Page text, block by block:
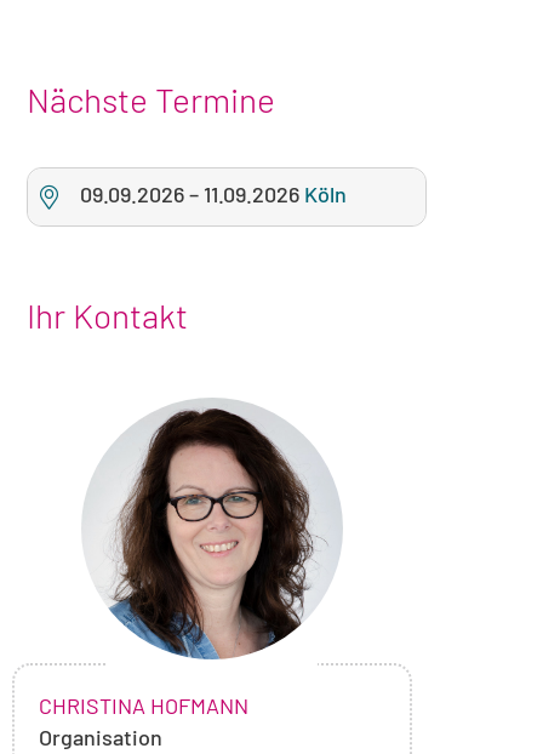
Nächste Termine
09.09.2026– 11.09.2026 Köln
Ihr Kontakt
Foto
von
Christina
Hofmann
NAME:
CHRISTINA HOFMANN
Organisation